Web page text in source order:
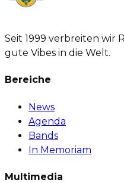
Seit 1999 verbreiten wir
gute Vibes in die Welt.
Bereiche
News
Agenda
Bands
In Memoriam
Multimedia